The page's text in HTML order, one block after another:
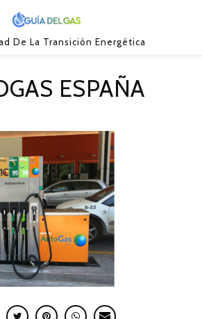
De La Transición Energética
ESPAÑA